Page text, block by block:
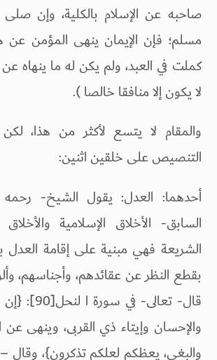
صاحبه عن الإسلام بالكلية، وإن
مسلم؛ فإن الإيمان ينهى المؤمن عن
كملت في العبد، ولم يكن له ما ينهاه
لا يكون إلا منافقا خالصا ).
والمقام لا يتسع لأكثر من هذا،
التنصيص على خلقين اثنين:
أحدهما: العدل: يقول الشيخ- رحمه
السابق- الأخلاق الإسلامية والأخلاق
الشريعة فهي مبنية على إقامة
بقطع النظر عن عقائدهم، وأجناسهم،
قال- تعالى-
والإحسان وإيتاء ذي القربى، وينهى عن
والبغي، يعظكم لعلكم تذكرون}، وقال